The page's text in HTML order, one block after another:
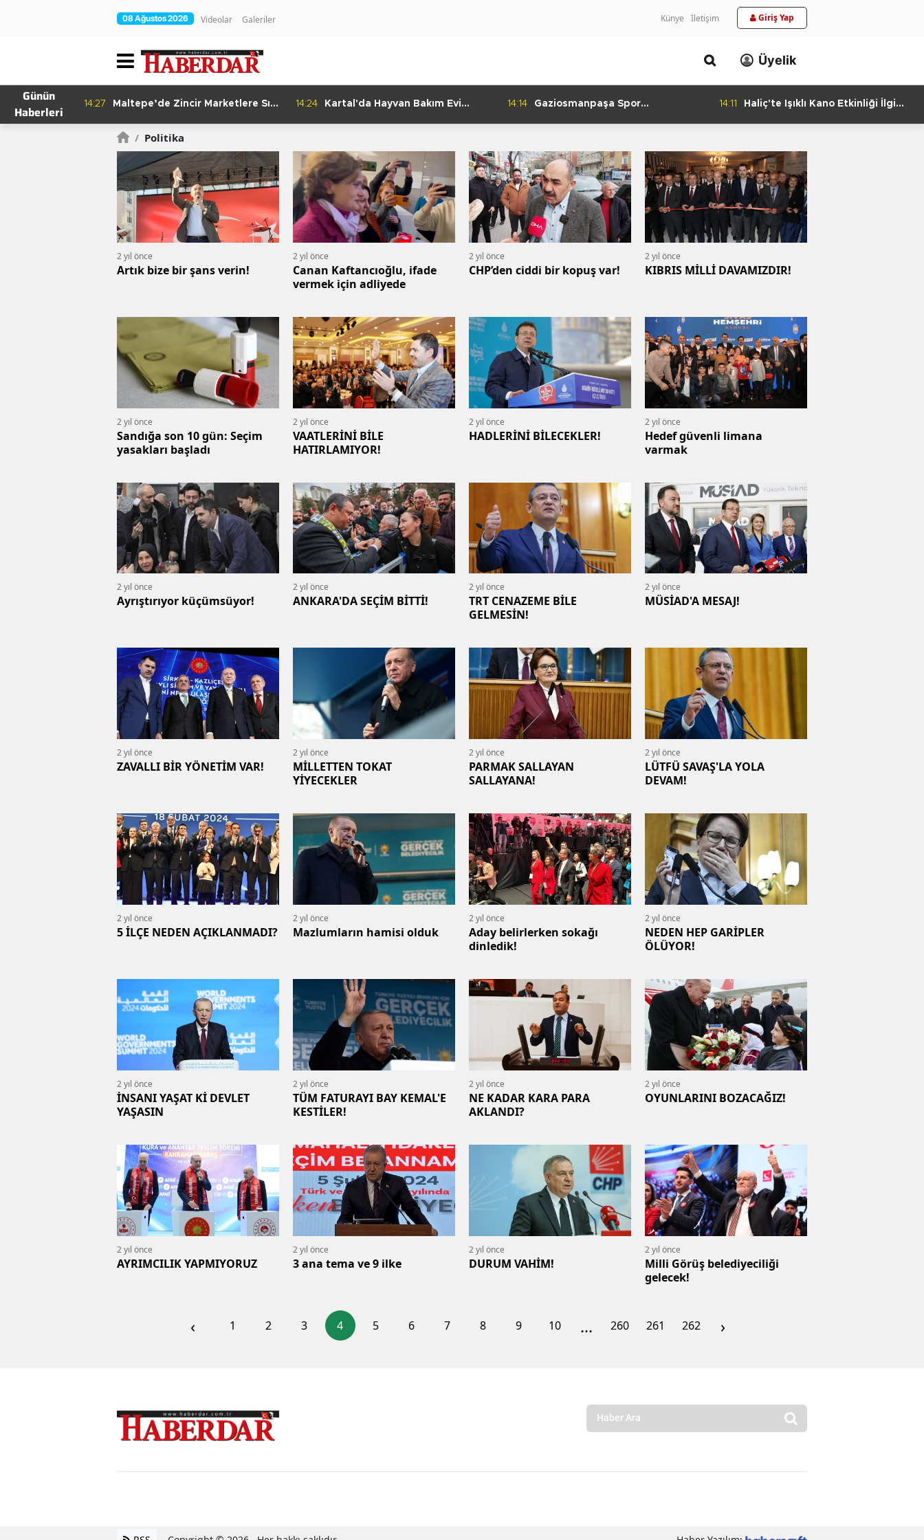
08 Ağustos 2026 Videolar Galeriler Künye İletişim Giriş Yap
Üyelik
Günün
Haberleri
14:27
Maltepe’de Zincir Marketlere Sıkı
14:24
Kartal'da Hayvan Bakım Evi
14:14
Gaziosmanpaşa Spor
14:11
Haliç'te Işıklı Kano Etkinliği İlgi
/ Politika
2 yıl önce
Artık bize bir şans verin!
2 yıl önce
Canan Kaftancıoğlu, ifade
vermek için adliyede
2 yıl önce
CHP’den ciddi bir kopuş var!
2 yıl önce
KIBRIS MİLLİ DAVAMIZDIR!
2 yıl önce
Sandığa son 10 gün: Seçim
yasakları başladı
2 yıl önce
VAATLERİNİ BİLE
HATIRLAMIYOR!
2 yıl önce
HADLERİNİ BİLECEKLER!
2 yıl önce
Hedef güvenli limana
varmak
2 yıl önce
Ayrıştırıyor küçümsüyor!
2 yıl önce
ANKARA'DA SEÇİM BİTTİ!
2 yıl önce
TRT CENAZEME BİLE
GELMESİN!
2 yıl önce
MÜSİAD'A MESAJ!
2 yıl önce
ZAVALLI BİR YÖNETİM VAR!
2 yıl önce
MİLLETTEN TOKAT
YİYECEKLER
2 yıl önce
PARMAK SALLAYAN
SALLAYANA!
2 yıl önce
LÜTFÜ SAVAŞ'LA YOLA
DEVAM!
2 yıl önce
5 İLÇE NEDEN AÇIKLANMADI?
2 yıl önce
Mazlumların hamisi olduk
2 yıl önce
Aday belirlerken sokağı
dinledik!
2 yıl önce
NEDEN HEP GARİPLER
ÖLÜYOR!
2 yıl önce
İNSANI YAŞAT Kİ DEVLET
YAŞASIN
2 yıl önce
TÜM FATURAYI BAY KEMAL'E
KESTİLER!
2 yıl önce
NE KADAR KARA PARA
AKLANDI?
2 yıl önce
OYUNLARINI BOZACAĞIZ!
2 yıl önce
AYRIMCILIK YAPMIYORUZ
2 yıl önce
3 ana tema ve 9 ilke
2 yıl önce
DURUM VAHİM!
2 yıl önce
Milli Görüş belediyeciliği
gelecek!
‹ 1 2 3 4 5 6 7 8 9 10 ... 260 261 262 ›